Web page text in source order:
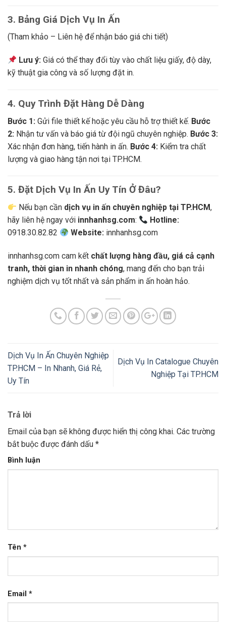
3. Bảng Giá Dịch Vụ In Ấn
(Tham khảo – Liên hệ để nhận báo giá chi tiết)
Lưu ý: Giá có thể thay đổi tùy vào chất liệu giấy, độ dày,
kỹ thuật gia công và số lượng đặt in.
4. Quy Trình Đặt Hàng Dễ Dàng
Bước 1: Gửi file thiết kế hoặc yêu cầu hỗ trợ thiết kế. Bước
2: Nhận tư vấn và báo giá từ đội ngũ chuyên nghiệp. Bước 3:
Xác nhận đơn hàng, tiến hành in ấn. Bước 4: Kiểm tra chất
lượng và giao hàng tận nơi tại TP.HCM.
5. Đặt Dịch Vụ In Ấn Uy Tín Ở Đâu?
Nếu bạn cần dịch vụ in ấn chuyên nghiệp tại TP.HCM,
hãy liên hệ ngay với innhanhsg.com:
Hotline:
0918.30.82.82
Website: innhanhsg.com
innhanhsg.com cam kết chất lượng hàng đầu, giá cả cạnh
tranh, thời gian in nhanh chóng, mang đến cho bạn trải
nghiệm dịch vụ tốt nhất và sản phẩm in ấn hoàn hảo.
Dịch Vụ In Ấn Chuyên Nghiệp
TP.HCM – In Nhanh, Giá Rẻ,
Uy Tín
Dịch Vụ In Catalogue Chuyên
Nghiệp Tại TP.HCM
Trả lời
Email của bạn sẽ không được hiển thị công khai. Các trường
bắt buộc được đánh dấu *
Bình luận
Tên *
Email *